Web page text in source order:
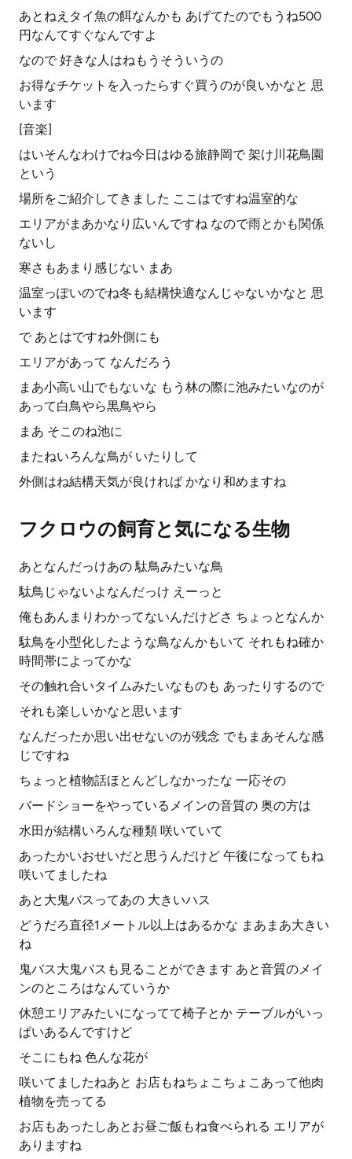
あとねえタイ魚の餌なんかも あげてたのでもうね500
円なんてすぐなんですよ
なので 好きな人はねもうそういうの
お得なチケットを入ったらすぐ買うのが良いかなと 思
います
[音楽]
はいそんなわけでね今日はゆる旅静岡で 架け川花鳥園
という
場所をご紹介してきました ここはですね温室的な
エリアがまあかなり広いんですね なので雨とかも関係
ないし
寒さもあまり感じない まあ
温室っぽいのでね冬も結構快適なんじゃないかなと 思
います
で あとはですね外側にも
エリアがあって なんだろう
まあ小高い山でもないな もう林の際に池みたいなのが
あって白鳥やら黒鳥やら
まあ そこのね池に
またねいろんな鳥が いたりして
外側はね結構天気が良ければ かなり和めますね
フクロウの飼育と気になる生物
あとなんだっけあの 駄鳥みたいな鳥
駄鳥じゃないよなんだっけ えーっと
俺もあんまりわかってないんだけどさ ちょっとなんか
駄鳥を小型化したような鳥なんかもいて それもね確か
時間帯によってかな
その触れ合いタイムみたいなものも あったりするので
それも楽しいかなと思います
なんだったか思い出せないのが残念 でもまあそんな感
じですね
ちょっと植物話ほとんどしなかったな 一応その
バードショーをやっているメインの音質の 奥の方は
水田が結構いろんな種類 咲いていて
あったかいおせいだと思うんだけど 午後になってもね
咲いてましたね
あと大鬼バスってあの 大きいハス
どうだろ直径1メートル以上はあるかな まあまあ大きい
ね
鬼バス大鬼バスも見ることができます あと音質のメイ
ンのところはなんていうか
休憩エリアみたいになってて椅子とか テーブルがいっ
ぱいあるんですけど
そこにもね 色んな花が
咲いてましたねあと お店もねちょこちょこあって他肉
植物を売ってる
お店もあったしあとお昼ご飯もね食べられる エリアが
ありますね